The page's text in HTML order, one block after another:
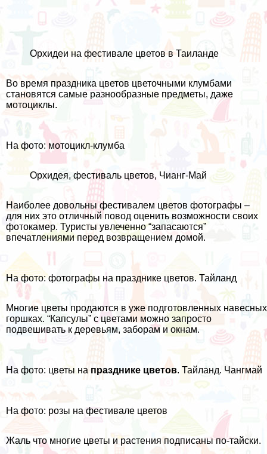
Орхидеи на фестивале цветов в Таиланде
Во время праздника цветов цветочными клумбами
становятся самые разнообразные предметы, даже
мотоциклы.
На фото: мотоцикл-клумба
Орхидея, фестиваль цветов, Чианг-Май
Наиболее довольны фестивалем цветов фотографы –
для них это отличный повод оценить возможности своих
фотокамер. Туристы увлеченно “запасаются”
впечатлениями перед возвращением домой.
На фото: фотографы на празднике цветов. Тайланд
Многие цветы продаются в уже подготовленных навесных
горшках. “Капсулы” с цветами можно запросто
подвешивать к деревьям, заборам и окнам.
На фото: цветы на празднике цветов. Тайланд. Чангмай
На фото: розы на фестивале цветов
Жаль что многие цветы и растения подписаны по-тайски.